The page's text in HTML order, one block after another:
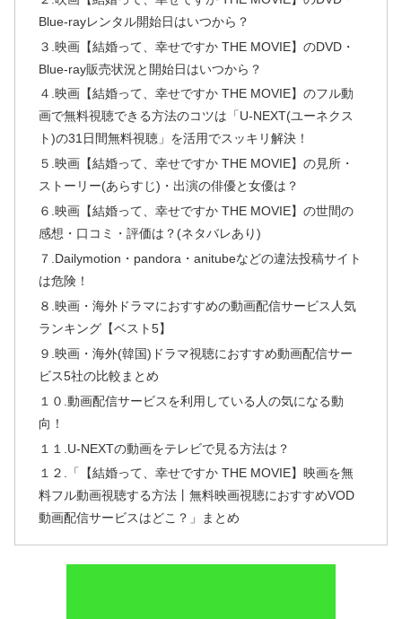
Blue-rayレンタル開始日はいつから？
３.映画【結婚って、幸せですか THE MOVIE】のDVD・
Blue-ray販売状況と開始日はいつから？
４.映画【結婚って、幸せですか THE MOVIE】のフル動
画で無料視聴できる方法のコツは「U-NEXT(ユーネクス
ト)の31日間無料視聴」を活用でスッキリ解決！
５.映画【結婚って、幸せですか THE MOVIE】の見所・
ストーリー(あらすじ)・出演の俳優と女優は？
６.映画【結婚って、幸せですか THE MOVIE】の世間の
感想・口コミ・評価は？(ネタバレあり)
７.Dailymotion・pandora・anitubeなどの違法投稿サイト
は危険！
８.映画・海外ドラマにおすすめの動画配信サービス人気
ランキング【ベスト5】
９.映画・海外(韓国)ドラマ視聴におすすめ動画配信サー
ビス5社の比較まとめ
１０.動画配信サービスを利用している人の気になる動
向！
１１.U-NEXTの動画をテレビで見る方法は？
１２.「【結婚って、幸せですか THE MOVIE】映画を無
料フル動画視聴する方法丨無料映画視聴におすすめVOD
動画配信サービスはどこ？」まとめ